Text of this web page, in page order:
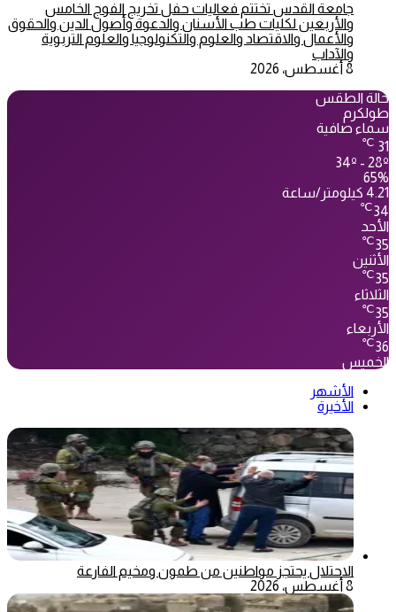
جامعة القدس تختتم فعاليات حفل تخريج الفوج الخامس
والأربعين لكليات طب الأسنان والدعوة وأصول الدين والحقوق
والأعمال والاقتصاد والعلوم والتكنولوجيا والعلوم التربوية
والآداب
8 أغسطس، 2026
حالة الطقس
طولكرم
سماء صافية
31
℃
34º - 28º
65%
4.21 كيلومتر/ساعة
34
℃
الأحد
35
℃
الأثنين
35
℃
الثلاثاء
35
℃
الأربعاء
36
℃
الخميس
الأشهر
الأخيرة
الاحتلال يحتجز مواطنين من طمون ومخيم الفارعة
8 أغسطس، 2026